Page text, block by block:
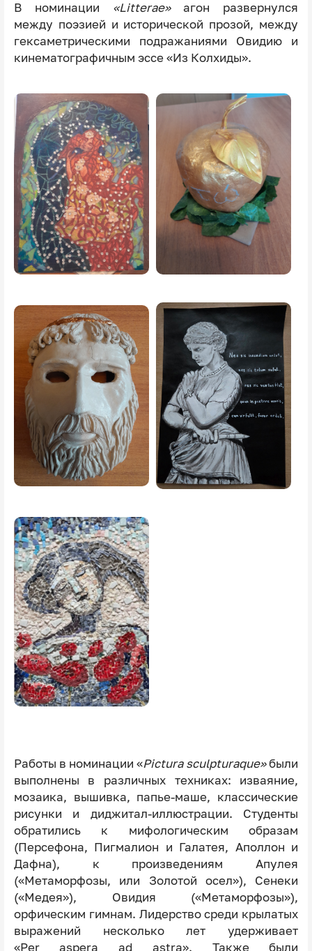
В номинации «Litterae»агон развернулся
между поэзией и исторической прозой, между
гексаметрическими подражаниями Овидию и
кинематографичным эссе «Из Колхиды».
Image Image
Image Image
Image
Работы в номинации «Pictura sculpturaque»были
выполнены в различных техниках: изваяние,
мозаика, вышивка, папье-маше, классические
рисунки и диджитал-иллюстрации. Студенты
обратились к мифологическим образам
(Персефона, Пигмалион и Галатея, Аполлон и
Дафна), к произведениям Апулея
(«Метаморфозы, или Золотой осел»), Сенеки
(«Медея»), Овидия («Метаморфозы»),
орфическим гимнам. Лидерство среди крылатых
выражений несколько лет удерживает
«Per aspera ad astra». Также были